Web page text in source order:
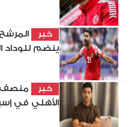
خبر
ينضم للوداد
خبر
منصف
الأهلي في